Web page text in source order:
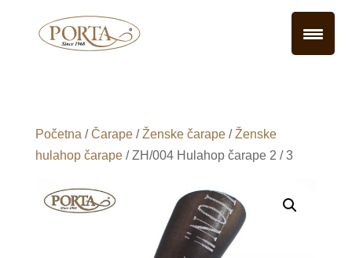
Početna /Čarape/Ženske čarape/Ženske
hulahop čarape/ ZH/004 Hulahop čarape 2 / 3